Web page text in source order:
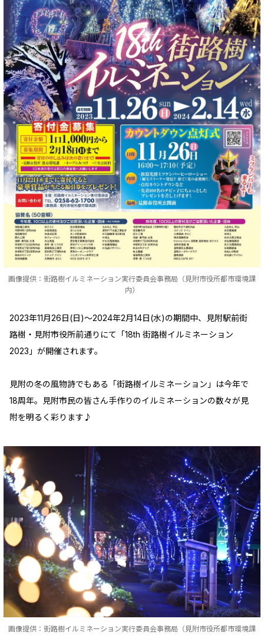
画像提供：街路樹イルミネーション実行委員会事務局（見附市役所都市環境課
内）
2023年11月26日(日)～2024年2月14日(水)の期間中、見附駅前街
路樹・見附市役所前通りにて「18th 街路樹イルミネーション
2023」が開催されます。
見附の冬の風物詩でもある「街路樹イルミネーション」は今年で
18周年。見附市民の皆さん手作りのイルミネーションの数々が見
附を明るく彩ります♪
画像提供：街路樹イルミネーション実行委員会事務局（見附市役所都市環境課